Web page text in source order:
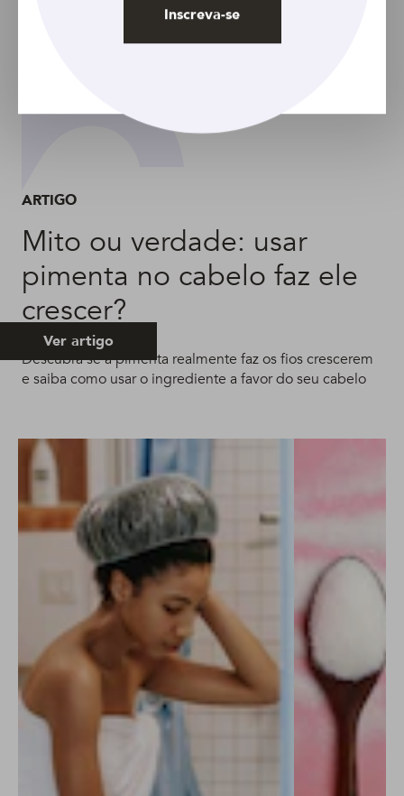
ARTIGO
Mito ou verdade: usar
pimenta no cabelo faz ele
crescer?
Descubra se a pimenta realmente faz os fios crescerem
e saiba como usar o ingrediente a favor do seu cabelo
Ver artigo
Inscreva-se